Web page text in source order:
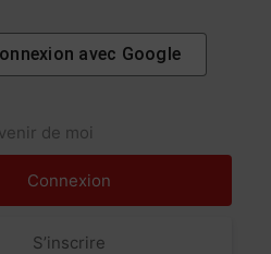
avec Google
de moi
S’inscrire